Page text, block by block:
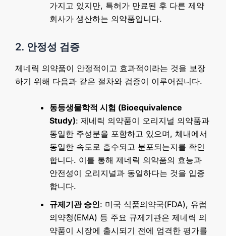
가지고 있지만, 특허가 만료된 후 다른 제약
회사가 생산하는 의약품입니다.
2. 안정성 검증
제네릭 의약품이 안정적이고 효과적이라는 것을 보장
하기 위해 다음과 같은 절차와 검증이 이루어집니다.
동등생물학적 시험 (Bioequivalence
Study): 제네릭 의약품이 오리지널 의약품과
동일한 주성분을 포함하고 있으며, 체내에서
동일한 속도로 흡수되고 분포되는지를 확인
합니다. 이를 통해 제네릭 의약품의 효능과
안전성이 오리지널과 동일하다는 것을 입증
합니다.
규제기관 승인: 미국 식품의약국(FDA), 유럽
의약청(EMA) 등 주요 규제기관은 제네릭 의
약품이 시장에 출시되기 전에 엄격한 평가를